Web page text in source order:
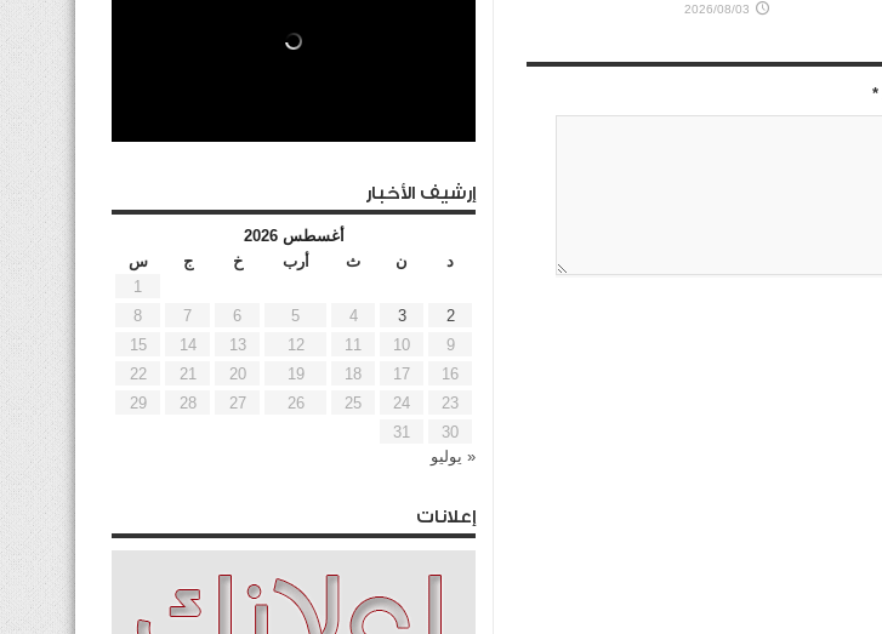
2026/08/03
*
إرشيف الأخبار
أغسطس 2026
د
ن ث أرب خ ج
س
1
2
3
4
5
6
7
8
9
10
11
12
13
14
15
16
17
18
19
20
21
22
23
24
25
26
27
28
29
30
31
« يوليو
إعلانات